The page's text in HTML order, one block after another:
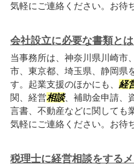
気軽にご連絡ください。お待
会社設立に必要な書類と
当事務所は、神奈川県川崎市
市、東京都、埼玉県、静岡県
す。起業支援のほかにも、 経
関、経営相談、補助金申請、
言書、不動産などに関しても
気軽にご連絡ください。お待
税理士に経営相談をする